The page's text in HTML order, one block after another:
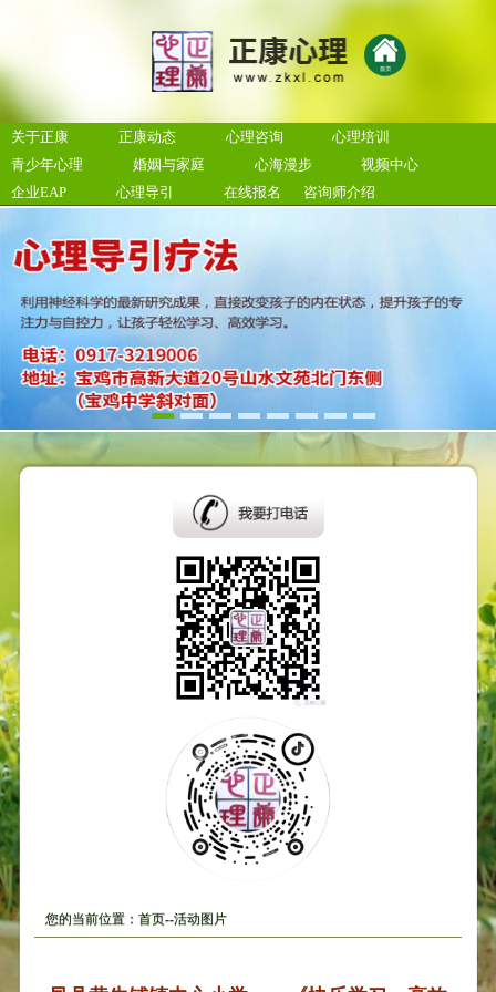
关于正康 正康动态 心理咨询
心理培训
青少年心理
婚姻与家庭 心海漫步
视频中心
企业EAP
心理导引 在线报名 咨询师介绍
您的当前位置：首页--活动图片